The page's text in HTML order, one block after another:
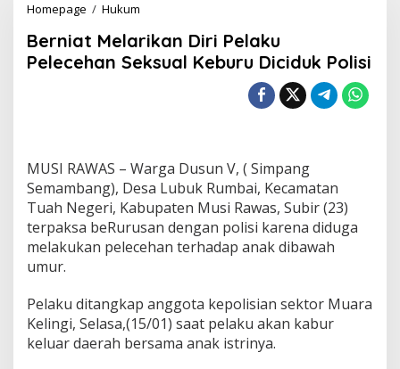
Homepage / Hukum
r
n
i
a
r
i
k
a
n
r
i
P
e
Berniat Melarikan Diri Pelaku
Pelecehan Seksual Keburu Diciduk Polisi
MUSI RAWAS – Warga Dusun V, ( Simpang
Semambang), Desa Lubuk Rumbai, Kecamatan
Tuah Negeri, Kabupaten Musi Rawas, Subir (23)
terpaksa beRurusan dengan polisi karena diduga
melakukan pelecehan terhadap anak dibawah
umur.
Pelaku ditangkap anggota kepolisian sektor Muara
Kelingi, Selasa,(15/01) saat pelaku akan kabur
keluar daerah bersama anak istrinya.